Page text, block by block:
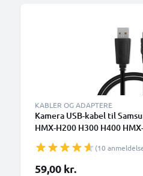
KABLER OG ADAPTERE
Kamera USB-kabel til
HMX-H200 H300 H400
opladning af datakabel til
Opladerledning PVC - Sort
(10
59,00 kr.